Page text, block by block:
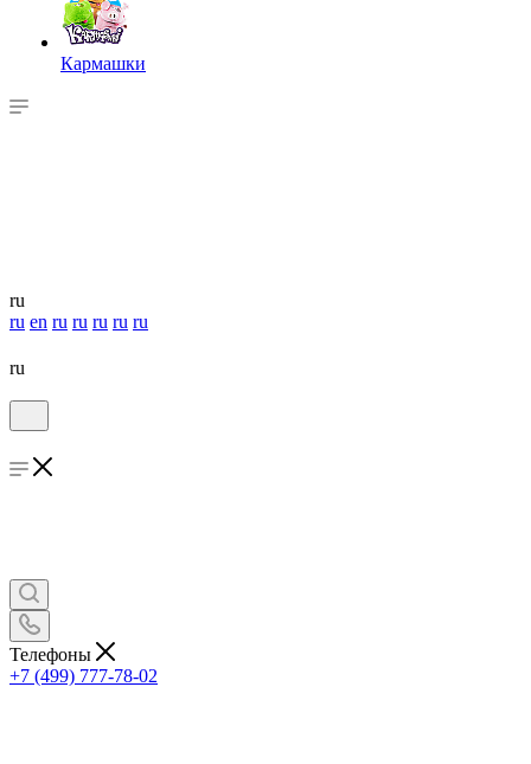
Кармашки
ru
ru en ru ru ru ru ru
ru
Телефоны
+7 (499) 777-78-02